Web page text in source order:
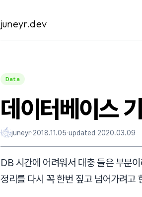
juneyr.dev
Data
데이터베이스
juneyr·2018.11.05·updated 2020.03.09
DB 시간에 어려워서 대충 들은 부분
정리를 다시 꼭 한번 짚고 넘어가려고